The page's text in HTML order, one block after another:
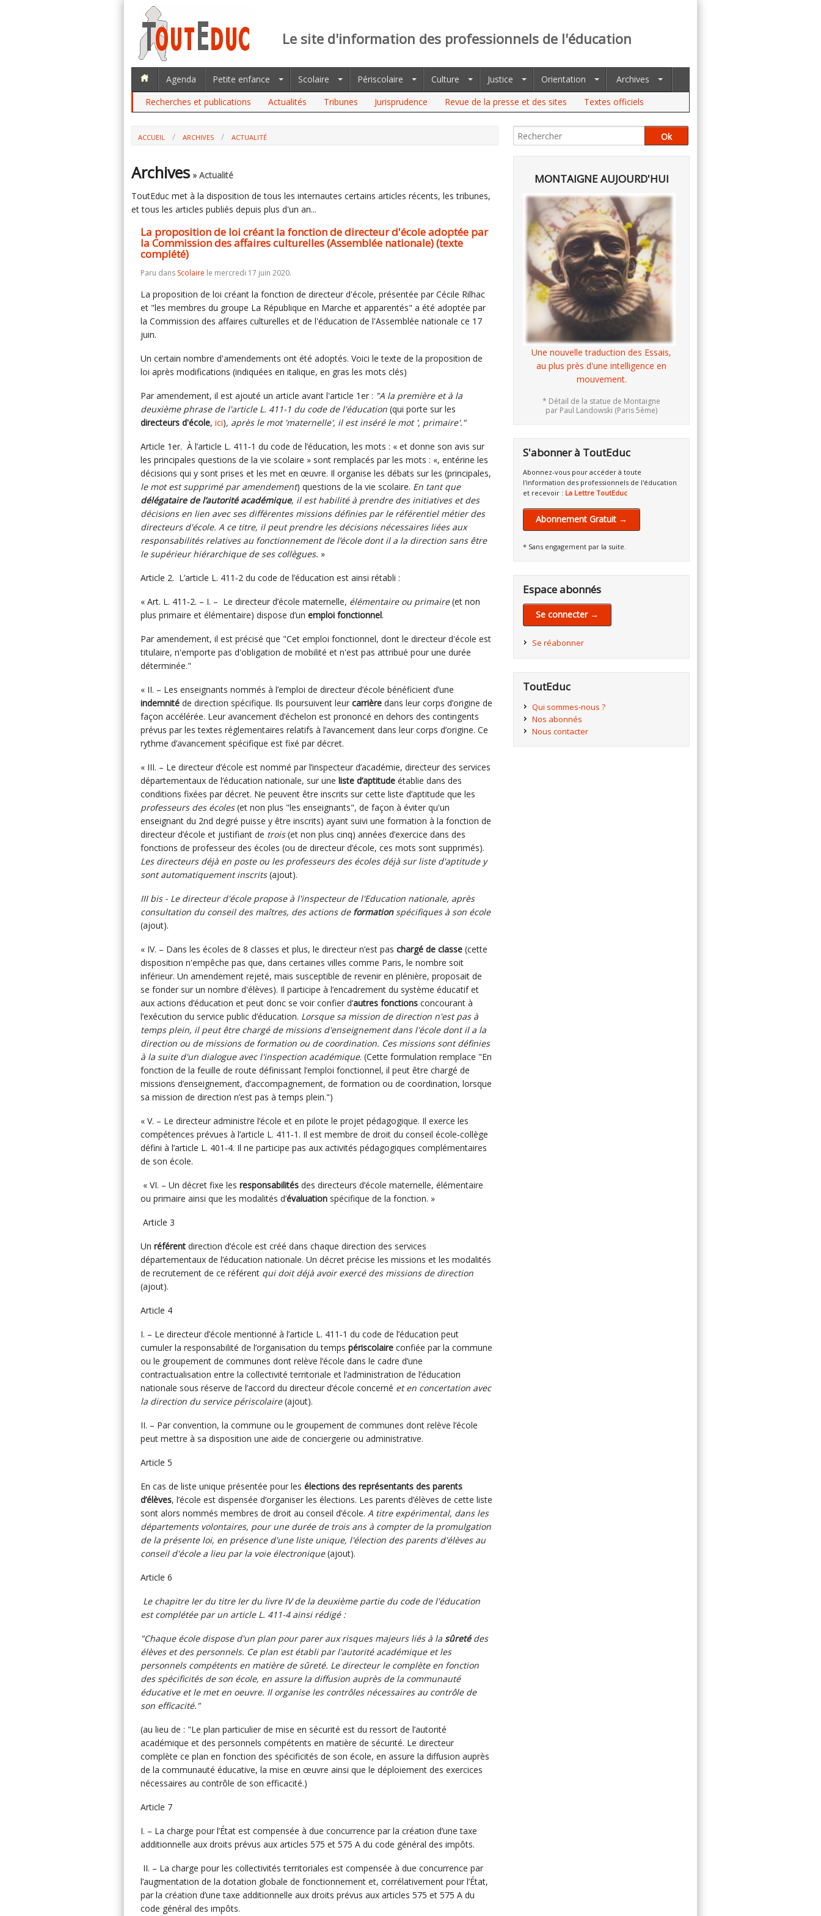
Le site d'information des professionnels de l'éducation
Agenda Petite enfance Scolaire Périscolaire Culture Justice Orientation
Archives
Recherches et publications
Actualités Tribunes Jurisprudence Revue de la presse et des sites Textes officiels
ACCUEIL ARCHIVES
ACTUALITÉ
DES AFFAIRES CULTURELLES (ASSEMBLÉE NATIONALE) (TEXTE COMPLÉTÉ)
Archives » Actualité
ToutEduc met à la disposition de tous les internautes certains articles récents, les tribunes,
et tous les articles publiés depuis plus d'un an...
La proposition de loi créant la fonction de directeur d'école adoptée par
la Commission des affaires culturelles (Assemblée nationale) (texte
complété)
Paru dans Scolaire le mercredi 17 juin 2020.
La proposition de loi créant la fonction de directeur d'école, présentée par Cécile Rilhac
et "les membres du groupe La République en Marche et apparentés" a été adoptée par
la Commission des affaires culturelles et de l'éducation de l'Assemblée nationale ce 17
juin.
Un certain nombre d'amendements ont été adoptés. Voici le texte de la proposition de
loi après modifications (indiquées en italique, en gras les mots clés)
Par amendement, il est ajouté un article avant l'article 1er : "A la première et à la
deuxième phrase de l'article L. 411-1 du code de l'éducation (qui porte sur les
directeurs d'école, ici), après le mot 'maternelle', il est inséré le mot ', primaire'."
Article 1er. À l’article L. 411‑1 du code de l’éducation, les mots : « et donne son avis sur
les principales questions de la vie scolaire » sont remplacés par les mots : «, entérine les
décisions qui y sont prises et les met en œuvre. Il organise les débats sur les (principales,
le mot est supprimé par amendement) questions de la vie scolaire. En tant que
délégataire de l’autorité académique, il est habilité à prendre des initiatives et des
décisions en lien avec ses différentes missions définies par le référentiel métier des
directeurs d'école. A ce titre, il peut prendre les décisions nécessaires liées aux
responsabilités relatives au fonctionnement de l’école dont il a la direction sans être
le supérieur hiérarchique de ses collègues. »
Article 2. L’article L. 411‑2 du code de l’éducation est ainsi rétabli :
« Art. L. 411‑2. – I. – Le directeur d’école maternelle, élémentaire ou primaire(et non
plus primaire et élémentaire) dispose d’un emploi fonctionnel.
Par amendement, il est précisé que "Cet emploi fonctionnel, dont le directeur d'école est
titulaire, n'emporte pas d'obligation de mobilité et n'est pas attribué pour une durée
déterminée."
« II. – Les enseignants nommés à l’emploi de directeur d’école bénéficient d’une
indemnité de direction spécifique. Ils poursuivent leur carrière dans leur corps d’origine de
façon accélérée. Leur avancement d’échelon est prononcé en dehors des contingents
prévus par les textes réglementaires relatifs à l’avancement dans leur corps d’origine. Ce
rythme d’avancement spécifique est fixé par décret.
« III. – Le directeur d’école est nommé par l’inspecteur d’académie, directeur des services
départementaux de l’éducation nationale, sur une liste d’aptitude établie dans des
conditions fixées par décret. Ne peuvent être inscrits sur cette liste d’aptitude que les
professeurs des écoles(et non plus "les enseignants", de façon à éviter qu'un
enseignant du 2nd degré puisse y être inscrits) ayant suivi une formation à la fonction de
directeur d’école et justifiant de trois(et non plus cinq) années d’exercice dans des
fonctions de professeur des écoles (ou de directeur d’école, ces mots sont supprimés).
Les directeurs déjà en poste ou les professeurs des écoles déjà sur liste d'aptitude y
sont automatiquement inscrits(ajout).
III bis - Le directeur d'école propose à l'inspecteur de l'Education nationale, après
consultation du conseil des maîtres, des actions de formationspécifiques à son école
(ajout).
« IV. – Dans les écoles de 8 classes et plus, le directeur n’est pas chargé de classe (cette
disposition n'empêche pas que, dans certaines villes comme Paris, le nombre soit
inférieur. Un amendement rejeté, mais susceptible de revenir en plénière, proposait de
se fonder sur un nombre d'élèves). Il participe à l’encadrement du système éducatif et
aux actions d’éducation et peut donc se voir confier d’autres fonctions concourant à
l’exécution du service public d’éducation. Lorsque sa mission de direction n'est pas à
temps plein, il peut être chargé de missions d'enseignement dans l'école dont il a la
direction ou de missions de formation ou de coordination. Ces missions sont définies
à la suite d'un dialogue avec l'inspection académique. (Cette formulation remplace "En
fonction de la feuille de route définissant l’emploi fonctionnel, il peut être chargé de
missions d’enseignement, d’accompagnement, de formation ou de coordination, lorsque
sa mission de direction n’est pas à temps plein.")
« V. – Le directeur administre l’école et en pilote le projet pédagogique. Il exerce les
compétences prévues à l’article L. 411‑1. Il est membre de droit du conseil école‑collège
défini à l’article L. 401‑4. Il ne participe pas aux activités pédagogiques complémentaires
de son école.
« VI. – Un décret fixe les responsabilités des directeurs d’école maternelle, élémentaire
ou primaire ainsi que les modalités d’évaluation spécifique de la fonction. »
Article 3
Un référent direction d’école est créé dans chaque direction des services
départementaux de l’éducation nationale. Un décret précise les missions et les modalités
de recrutement de ce référent qui doit déjà avoir exercé des missions de direction
(ajout).
Article 4
I. – Le directeur d’école mentionné à l’article L. 411‑1 du code de l’éducation peut
cumuler la responsabilité de l’organisation du temps périscolaire confiée par la commune
ou le groupement de communes dont relève l’école dans le cadre d’une
contractualisation entre la collectivité territoriale et l’administration de l’éducation
nationale sous réserve de l’accord du directeur d’école concerné et en concertation avec
la direction du service périscolaire(ajout).
II. – Par convention, la commune ou le groupement de communes dont relève l’école
peut mettre à sa disposition une aide de conciergerie ou administrative.
Article 5
En cas de liste unique présentée pour les élections des représentants des parents
d’élèves, l’école est dispensée d’organiser les élections. Les parents d’élèves de cette liste
sont alors nommés membres de droit au conseil d’école. A titre expérimental, dans les
départements volontaires, pour une durée de trois ans à compter de la promulgation
de la présente loi, en présence d'une liste unique, l'élection des parents d'élèves au
conseil d'école a lieu par la voie électronique(ajout).
Article 6
Le chapitre Ier du titre Ier du livre IV de la deuxième partie du code de l'éducation
est complétée par un article L. 411-4 ainsi rédigé :
"Chaque école dispose d'un plan pour parer aux risques majeurs liés à la sûretédes
élèves et des personnels. Ce plan est établi par l'autorité académique et les
personnels compétents en matière de sûreté. Le directeur le complète en fonction
des spécificités de son école, en assure la diffusion auprès de la communauté
éducative et le met en oeuvre. Il organise les contrôles nécessaires au contrôle de
son efficacité."
(au lieu de : "Le plan particulier de mise en sécurité est du ressort de l’autorité
académique et des personnels compétents en matière de sécurité. Le directeur
complète ce plan en fonction des spécificités de son école, en assure la diffusion auprès
de la communauté éducative, la mise en œuvre ainsi que le déploiement des exercices
nécessaires au contrôle de son efficacité.)
Article 7
I. – La charge pour l’État est compensée à due concurrence par la création d’une taxe
additionnelle aux droits prévus aux articles 575 et 575 A du code général des impôts.
II. – La charge pour les collectivités territoriales est compensée à due concurrence par
l’augmentation de la dotation globale de fonctionnement et, corrélativement pour l’État,
par la création d’une taxe additionnelle aux droits prévus aux articles 575 et 575 A du
code général des impôts.
MONTAIGNE AUJOURD'HUI
Une nouvelle traduction des Essais,
au plus près d'une intelligence en
mouvement.
* Détail de la statue de Montaigne
par Paul Landowski (Paris 5ème)
S'abonner à ToutEduc
Abonnez-vous pour accéder à toute
l'information des professionnels de l'éducation
et recevoir : La Lettre ToutEduc
Abonnement Gratuit →
* Sans engagement par la suite.
Espace abonnés
Se connecter →
Se réabonner
ToutEduc
Qui sommes-nous ?
Nos abonnés
Nous contacter